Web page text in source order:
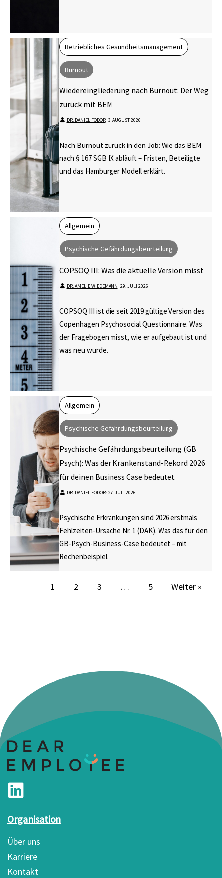
Betriebliches Gesundheitsmanagement
Burnout
Wiedereingliederung nach Burnout: Der Weg
zurück mit BEM
DR. DANIEL FODOR⋅ 3. AUGUST 2026
Nach Burnout zurück in den Job: Wie das BEM
nach § 167 SGB IX abläuft – Fristen, Beteiligte
und das Hamburger Modell erklärt.
Allgemein
Psychische Gefährdungsbeurteilung
COPSOQ III: Was die aktuelle Version misst
DR. AMELIE WIEDEMANN⋅ 29. JULI 2026
COPSOQ III ist die seit 2019 gültige Version des
Copenhagen Psychosocial Questionnaire. Was
der Fragebogen misst, wie er aufgebaut ist und
was neu wurde.
Allgemein
Psychische Gefährdungsbeurteilung
Psychische Gefährdungsbeurteilung (GB
Psych): Was der Krankenstand-Rekord 2026
für deinen Business Case bedeutet
DR. DANIEL FODOR⋅ 27. JULI 2026
Psychische Erkrankungen sind 2026 erstmals
Fehlzeiten-Ursache Nr. 1 (DAK). Was das für den
GB-Psych-Business-Case bedeutet – mit
Rechenbeispiel.
1 2 3 … 5 Weiter »
Organisation
Über uns
Karriere
Kontakt